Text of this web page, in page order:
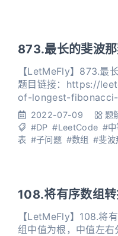
873.最长的斐波
【LetMeFly】873.最
题目链接：https://
of-longest-fibonacci-
X_2, ..., X_n 满足下列
式 的： n >=
2022-07-09 题
#DP #LeetCode #中
表 #子问题 #数组 #斐波
108.将有序数组
【LetMeFly】108.将
组中值为根，中值左